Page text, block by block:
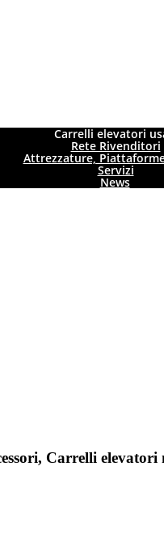
Carrelli elevatori
Rete Rivenditori
Attrezzature,
Servizi
News
Carrelli elevatori